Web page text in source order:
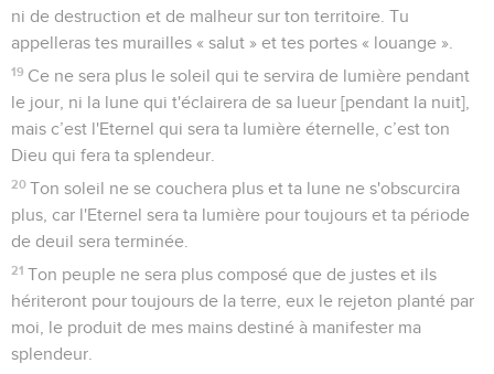
ni de destruction et de malheur sur ton territoire. Tu
appelleras tes murailles « salut » et tes portes « louange ».
19 Ce ne sera plus le soleil qui te servira de lumière pendant
le jour, ni la lune qui t'éclairera de sa lueur [pendant la nuit],
mais c’est l'Eternel qui sera ta lumière éternelle, c’est ton
Dieu qui fera ta splendeur.
20 Ton soleil ne se couchera plus et ta lune ne s'obscurcira
plus, car l'Eternel sera ta lumière pour toujours et ta période
de deuil sera terminée.
21 Ton peuple ne sera plus composé que de justes et ils
hériteront pour toujours de la terre, eux le rejeton planté par
moi, le produit de mes mains destiné à manifester ma
splendeur.